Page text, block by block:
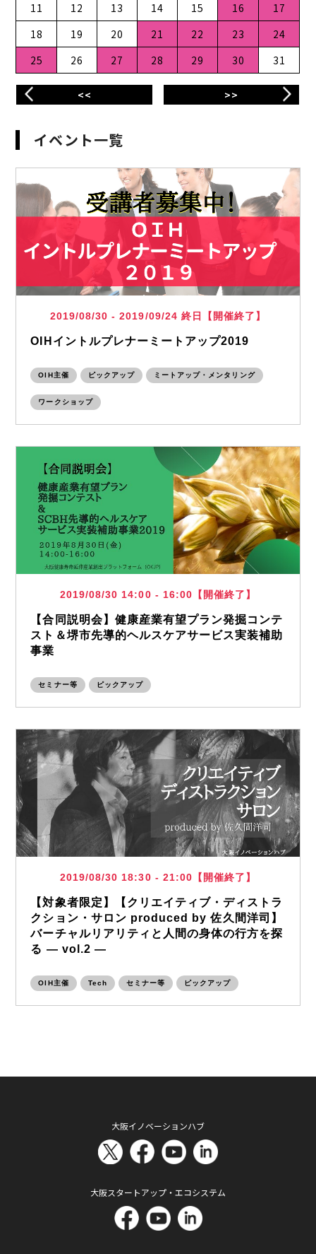
<< >>
11
12 13 14 15 16
17
18
19 20 21 22 23
24
25
26 27 28 29 30 31
イベント一覧
2019/08/30 - 2019/09/24 終日【開催終了】
OIHイントルプレナーミートアップ2019
OIH主催 ピックアップ ミートアップ・メンタリング
ワークショップ
2019/08/30 14:00 - 16:00【開催終了】
【合同説明会】健康産業有望プラン発掘コンテ
スト＆堺市先導的ヘルスケアサービス実装補助
事業
セミナー等 ピックアップ
2019/08/30 18:30 - 21:00【開催終了】
【対象者限定】【クリエイティブ・ディストラ
クション・サロン produced by 佐久間洋司】
バーチャルリアリティと人間の身体の行方を探
る ― vol.2 ―
OIH主催 Tech セミナー等 ピックアップ
大阪イノベーションハブ
大阪スタートアップ・エコシステム